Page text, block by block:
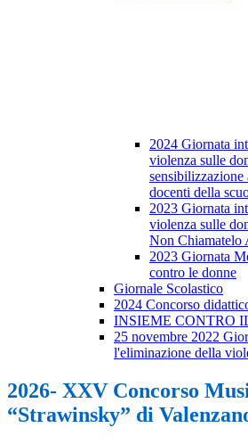
2024 Giornata
violenza sulle
sensibilizzazione
docenti della
2023 Giornata
violenza sulle
Non Chiamatelo
2023 Giornata
contro le donne
Giornale Scolastico
2024 Concorso
INSIEME CONTRO
25 novembre 2022
l'eliminazione della
2026- XXV Concorso
“Strawinsky” di